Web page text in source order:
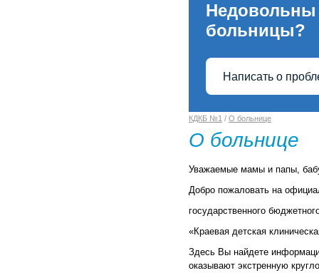
Недовольны
больницы?
Написать о
КДКБ №1 / О больнице
О больнице
Уважаемые мамы и папы,
Добро пожаловать на
государственного
«Краевая детская
Здесь Вы найдете
оказывают экстренную